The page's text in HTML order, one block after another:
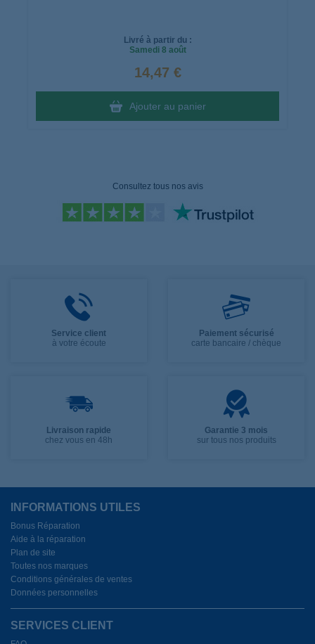
Livré à partir du :
Samedi8 août
14,47 €
Ajouter au panier
Consultez tous nos avis
Service client
à votre écoute
Paiement sécurisé
carte bancaire / chèque
Livraison rapide
chez vous en 48h
Garantie 3 mois
sur tous nos produits
INFORMATIONS UTILES
Bonus Réparation
Aide à la réparation
Plan de site
Toutes nos marques
Conditions générales de ventes
Données personnelles
SERVICES CLIENT